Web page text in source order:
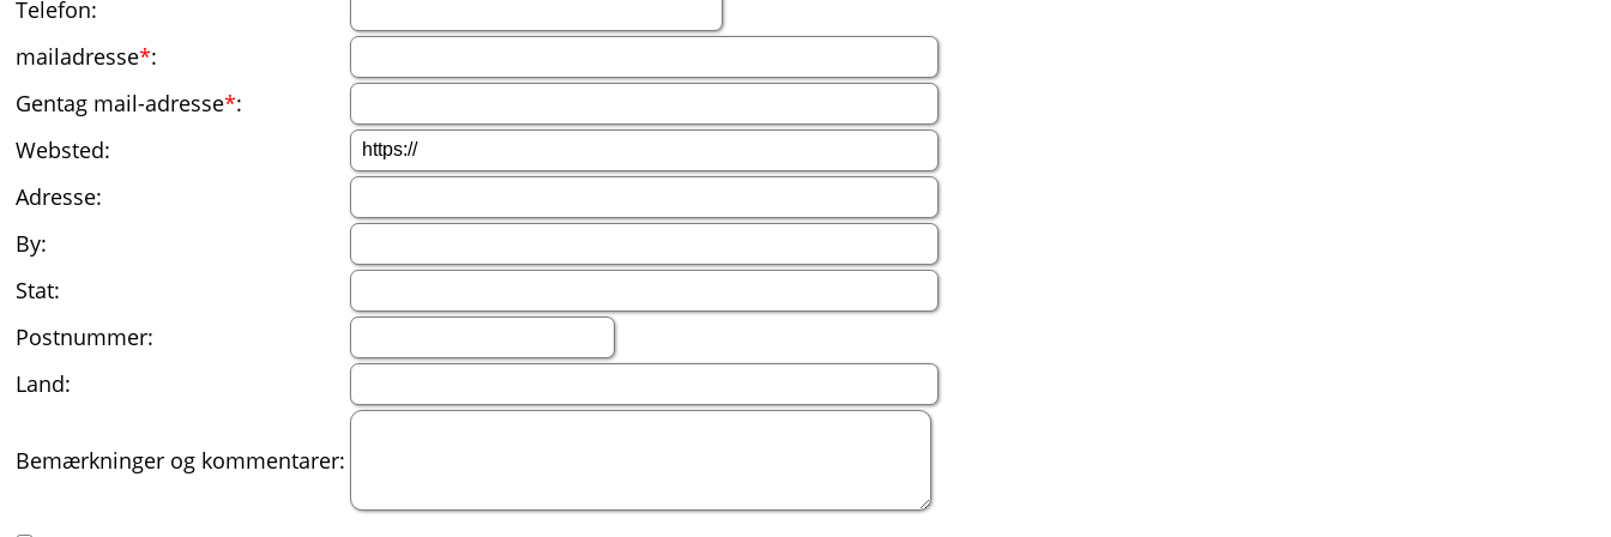
Telefon:
mailadresse*:
Gentag mail-adresse*:
Websted:
Adresse:
By:
Stat:
Postnummer:
Land:
Bemærkninger og kommentarer: